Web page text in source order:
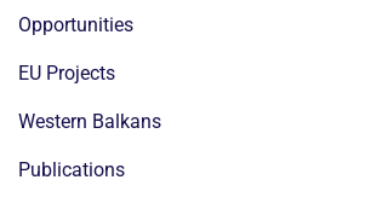
Opportunities
EU Projects
Western Balkans
Publications